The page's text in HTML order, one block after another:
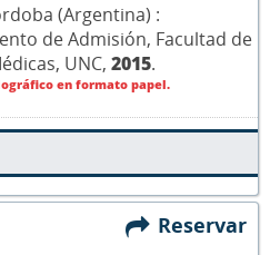
(Argentina) :
de Admisión, Facultad de
UNC, 2015.
en formato papel.
Reservar